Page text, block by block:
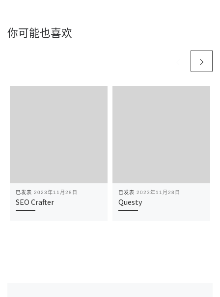
你可能也喜欢
已发表 2023年11月28日
SEO Crafter
已发表 2023年11月28日
Questy